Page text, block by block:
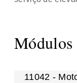
Módulos
11042 -